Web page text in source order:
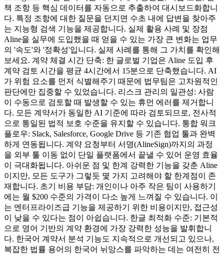
책 조항 등 핵심 데이터를 자동으로 추출하여 대시보드화합니
다. 특정 조항에 대한 질문을 던지면 수초 내에 답변을 찾아주
는 지능형 검색 기능을 제공합니다. 실제 활용 사례 및 장점
Aline을 실무에 도입했을 때 얻을 수 있는 가장 큰 변화는 업무
의 '속도'와 '정확성'입니다. 실제 사례를 통해 그 가치를 확인해
보세요. 계약 체결 시간 단축: 한 글로벌 기업은 Aline 도입 후
계약 검토 시간을 평균 4시간에서 15분으로 단축했습니다. AI
가 위험 요소를 먼저 식별해주기 때문에 법무팀은 고차원적인
판단에만 집중할 수 있었습니다. 리스크 관리의 일관성: 사람
이 수동으로 검토할 때 발생할 수 있는 휴먼 에러를 제거합니
다. 모든 계약서가 동일한 AI 기준에 따라 검토되므로, 전사적
으로 통일된 법적 보호 수준을 유지할 수 있습니다. 통합 워크
플로우: Slack, Salesforce, Google Drive 등 기존 협업 툴과 완벽
하게 연동됩니다. 계약 요청부터 서명(AlineSign)까지의 과정
을 외부 툴 이동 없이 단일 플랫폼에서 끝낼 수 있어 운영 효율
이 극대화됩니다. 아쉬운 점 및 한계 강력한 기능을 갖춘 Aline
이지만, 모든 도구가 그렇듯 몇 가지 고려해야 할 한계점이 존
재합니다. 초기 비용 부담: 개인이나 아주 작은 팀이 사용하기
에는 월 $200 수준의 가격이 다소 높게 느껴질 수 있습니다. 이
는 엔터프라이즈급 기능을 제공하기 위한 비용이지만, 접근성
이 낮을 수 있다는 점이 아쉽습니다. 한글 최적화 수준: 기본적
으로 영어 기반의 계약 환경에 가장 강력한 성능을 발휘합니
다. 한국어 계약서 분석 기능도 지속적으로 개선되고 있으나,
복잡한 법률 용어의 한국어 뉘앙스를 파악하는 데는 여전히 전